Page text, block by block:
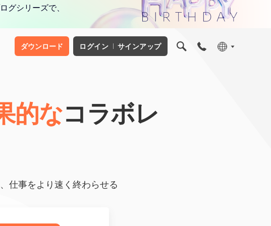
グシリーズで、
ダウンロード ログイン サインアップ
的なコラボレ
仕事をより速く終わらせる